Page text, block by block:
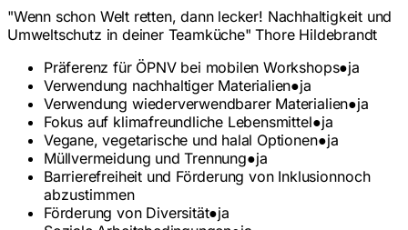
"Wenn schon Welt retten, dann lecker! Nachhaltigkeit und
Umweltschutz in deiner Teamküche" Thore Hildebrandt
Präferenz für ÖPNV bei mobilen Workshops●ja
Verwendung nachhaltiger Materialien●ja
Verwendung wiederverwendbarer Materialien●ja
Fokus auf klimafreundliche Lebensmittel●ja
Vegane, vegetarische und halal Optionen●ja
Müllvermeidung und Trennung●ja
Barrierefreiheit und Förderung von Inklusionnoch
abzustimmen
Förderung von Diversität●ja